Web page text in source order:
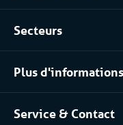
Location
Location
Location pour
Secteurs
Agro-alimentaire
Pharma
Chimique
Installateurs /
Plus d'informations
À propos de nous
Notre équipe
Service & Contact